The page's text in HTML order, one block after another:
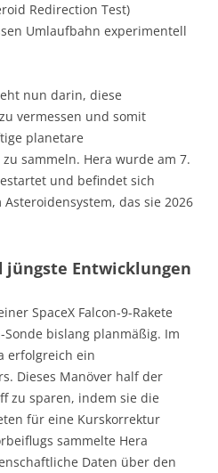
Redirection Test)
Umlaufbahn experimentell
nun darin, diese
vermessen und somit
planetare
sammeln. Hera wurde am 7.
und befindet sich
das sie 2026
Entwicklungen
SpaceX Falcon-9-Rakete
bislang planmäßig. Im
erfolgreich ein
Dieses Manöver half der
zu sparen, indem sie die
für eine Kurskorrektur
sammelte Hera
Daten über den